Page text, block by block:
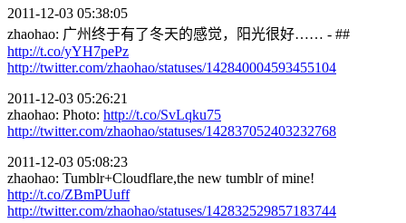
2011-12-03 05:38:05
zhaohao: 广州终于有了冬天的感觉，阳光很好…… - ##
http://t.co/yYH7pePz
http://twitter.com/zhaohao/statuses/142840004593455104
2011-12-03 05:26:21
zhaohao: Photo: http://t.co/SvLqku75
http://twitter.com/zhaohao/statuses/142837052403232768
2011-12-03 05:08:23
zhaohao: Tumblr+Cloudflare,the new tumblr of mine!
http://t.co/ZBmPUuff
http://twitter.com/zhaohao/statuses/142832529857183744